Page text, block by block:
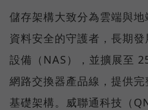
儲存架構大致分為雲端與
資料安全的守護者，長期
設備（NAS），並擴展至
網路交換器產品線，提供
基礎架構。威聯通科技（